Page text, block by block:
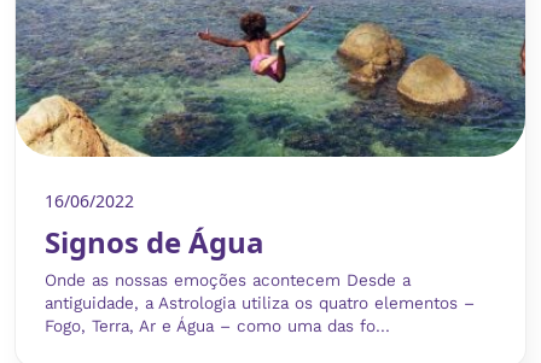
16/06/2022
Signos de Água
Onde as nossas emoções acontecem Desde a
antiguidade, a Astrologia utiliza os quatro elementos –
Fogo, Terra, Ar e Água – como uma das fo...